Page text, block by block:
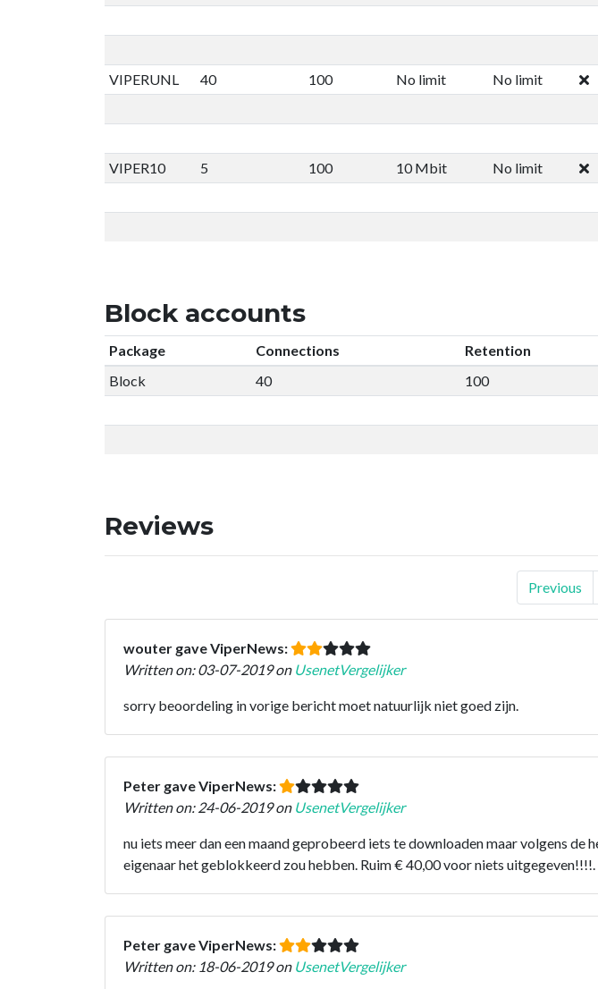
VIPERUNL
40 100 No limit No limit
VIPER10
5 100 10 Mbit No limit
Block accounts
Package Connections Retention
Block
40 100
Reviews
Previous
wouter gave ViperNews:
Written on: 03-07-2019 on UsenetVergelijker
sorry beoordeling in vorige bericht moet natuurlijk niet goed zijn.
Peter gave ViperNews:
Written on: 24-06-2019 on UsenetVergelijker
nu iets meer dan een maand geprobeerd iets te downloaden maar volgens
eigenaar het geblokkeerd zou hebben. Ruim € 40,00 voor niets
Peter gave ViperNews:
Written on: 18-06-2019 on UsenetVergelijker